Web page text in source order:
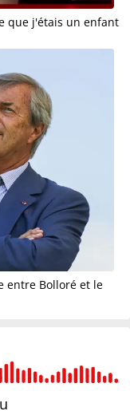
que j'étais un enfant
entre Bolloré et le